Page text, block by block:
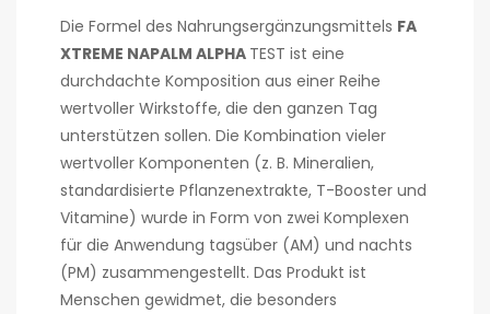
Die Formel des Nahrungsergänzungsmittels FA
XTREME NAPALM ALPHA TEST ist eine
durchdachte Komposition aus einer Reihe
wertvoller Wirkstoffe, die den ganzen Tag
unterstützen sollen. Die Kombination vieler
wertvoller Komponenten (z. B. Mineralien,
standardisierte Pflanzenextrakte, T-Booster und
Vitamine) wurde in Form von zwei Komplexen
für die Anwendung tagsüber (AM) und nachts
(PM) zusammengestellt. Das Produkt ist
Menschen gewidmet, die besonders